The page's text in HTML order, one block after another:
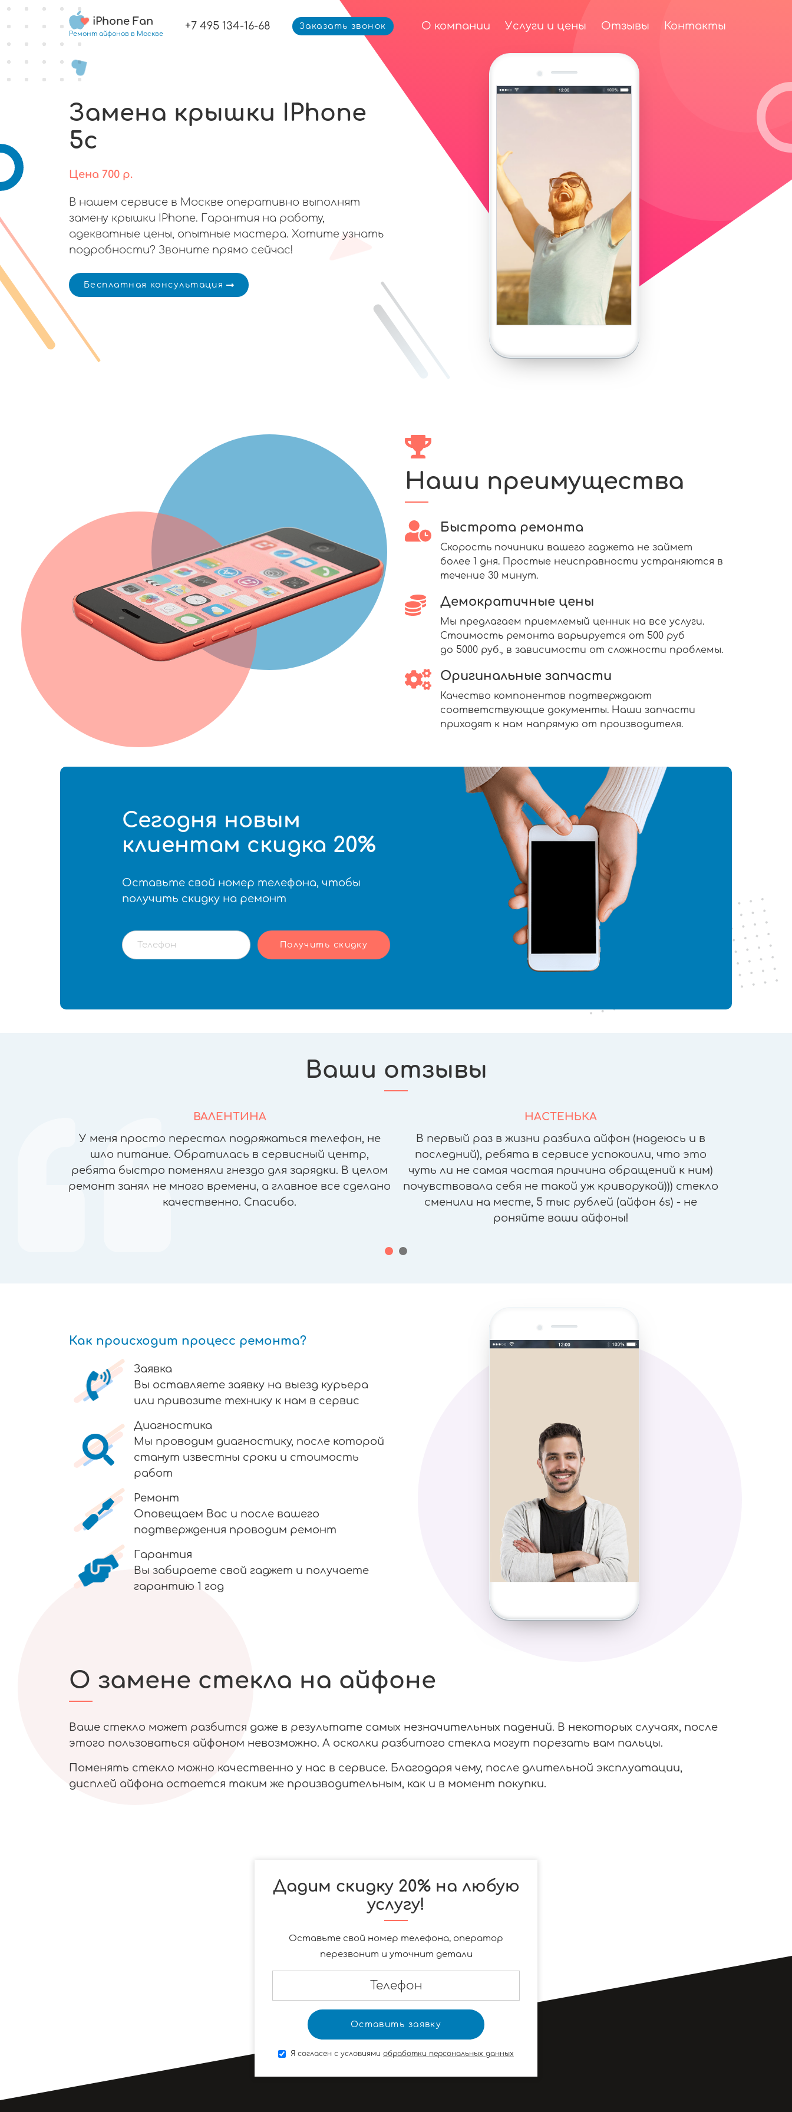
iPhone Fan
Ремонт айфонов в Москве
+7 495 134-16-68 Заказать звонок О компании Услуги и цены Отзывы Контакты
Замена крышки IPhone
5c
Цена 700 р.
В нашем сервисе в Москве оперативно выполнят
замену крышки IPhone. Гарантия на работу,
адекватные цены, опытные мастера. Хотите узнать
подробности? Звоните прямо сейчас!
Бесплатная консультация
Наши преимущества
Быстрота ремонта
Скорость починики вашего гаджета не займет
более 1 дня. Простые неисправности устраняются в
течение 30 минут.
Демократичные цены
Мы предлагаем приемлемый ценник на все услуги.
Стоимость ремонта варьируется от 500 руб
до 5000 руб., в зависимости от сложности проблемы.
Оригинальные запчасти
Качество компонентов подтверждают
соответствующие документы. Наши запчасти
приходят к нам напрямую от производителя.
Сегодня новым
клиентам скидка 20%
Оставьте свой номер телефона, чтобы
получить скидку на ремонт
Ваши отзывы
ВАЛЕНТИНА
У меня просто перестал подряжаться телефон, не
шло питание. Обратилась в сервисный центр,
ребята быстро поменяли гнездо для зарядки. В целом
ремонт занял не много времени, а главное все сделано
качественно. Спасибо.
НАСТЕНЬКА
В первый раз в жизни разбила айфон (надеюсь и в
последний), ребята в сервисе успокоили, что это
чуть ли не самая частая причина обращений к ним)
почувствовала себя не такой уж криворукой))) стекло
сменили на месте, 5 тыс рублей (айфон 6s) - не
роняйте ваши айфоны!
Как происходит процесс ремонта?
Заявка
Вы оставляете заявку на выезд курьера
или привозите технику к нам в сервис
Диагностика
Мы проводим диагностику, после которой
станут известны сроки и стоимость
работ
Ремонт
Оповещаем Вас и после вашего
подтверждения проводим ремонт
Гарантия
Вы забираете свой гаджет и получаете
гарантию 1 год
О замене стекла на айфоне
Ваше стекло может разбится даже в результате самых незначительных падений. В некоторых случаях, после
этого пользоваться айфоном невозможно. А осколки разбитого стекла могут порезать вам пальцы.
Поменять стекло можно качественно у нас в сервисе. Благодаря чему, после длительной эксплуатации,
дисплей айфона остается таким же производительным, как и в момент покупки.
Дадим скидку 20% на любую
услугу!
Оставьте свой номер телефона, оператор
перезвонит и уточнит детали
Я согласен с условиями обработки персональных данных